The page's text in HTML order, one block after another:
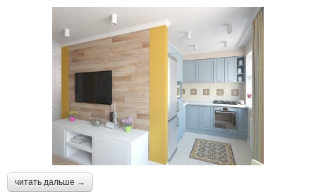
читать дальше →